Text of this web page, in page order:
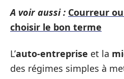
A voir aussi : Courreur
choisir le bon terme
L’auto-entreprise et la
des régimes simples à